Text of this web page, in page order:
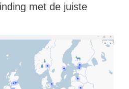
met de juiste